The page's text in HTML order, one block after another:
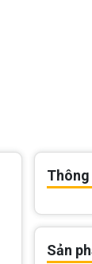
Sản